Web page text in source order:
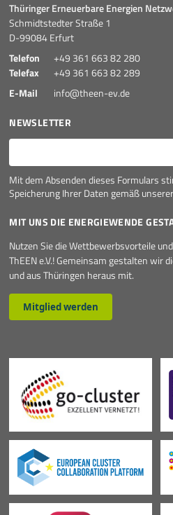
Thüringer Erneuerbare Energien
Schmidtstedter Straße 1
D-99084 Erfurt
Telefon
+49 361 663 82 280
Telefax
+49 361 663 82 289
E-Mail
info@theen-ev.de
NEWSLETTER
E-Mail*
Mit dem Absenden dieses Formulars
Speicherung Ihrer Daten gemäß unserer
MIT UNS DIE ENERGIEWENDE
Nutzen Sie die Wettbewerbsvorteile
ThEEN e.V.! Gemeinsam gestalten wir
und aus Thüringen heraus mit.
Mitglied werden